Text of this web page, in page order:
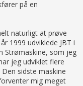
på en
naturligt at prøve
1999 udviklede JBT i
Strømaskine, som jeg
jeg udviklet flere
sidste maskine
mig meget